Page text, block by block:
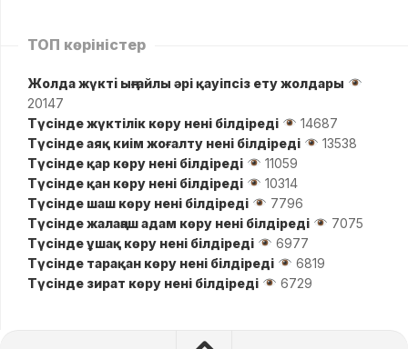
ТОП көріністер
Жолда жүктi ыңғайлы әрі қауіпсіз ету жолдары
20147
Түсінде жүктілік көру нені білдіреді
14687
Түсінде аяқ киім жоғалту нені білдіреді
13538
Түсінде қар көру нені білдіреді
11059
Түсінде қан көру нені білдіреді
10314
Түсінде шаш көру нені білдіреді
7796
Түсінде жалаңаш адам көру нені білдіреді
7075
Түсінде ұшақ көру нені білдіреді
6977
Түсінде тарақан көру нені білдіреді
6819
Түсінде зират көру нені білдіреді
6729